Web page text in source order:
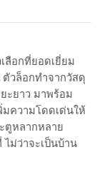
ลือกที่ยอดเยี่ยม
วล็อกทำจากวัสดุ
ะยาว มาพร้อม
ความโดดเด่นให้
ตูหลากหลาย
ม่ว่าจะเป็นบ้าน